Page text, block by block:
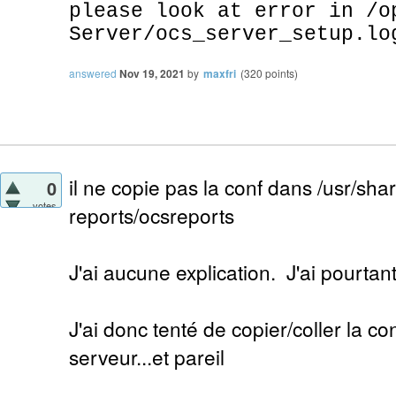
please look at error in /
Server/
answered Nov 19, 2021 by maxfri (320 points)
0
votes
il ne copie pas la conf dans /usr/
reports/ocsreports
J'ai aucune explication. J'ai
J'ai donc tenté de copier/coller la
serveur...et pareil